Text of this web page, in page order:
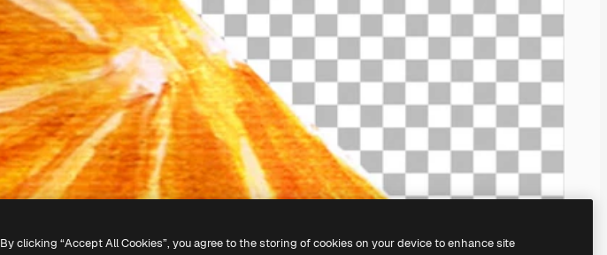
By clicking “Accept All Cookies”, you agree to the storing of cookies on your device to enhance site